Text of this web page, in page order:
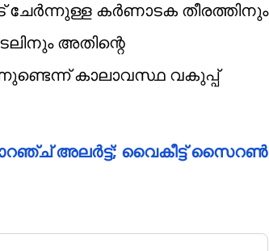
ചേർന്നുള്ള കർണാടക തീരത്തിനും
അതിന്റെ
കാലാവസ്ഥ വകുപ്പ്
ഓറഞ്ച് അലർട്ട്; വൈകീട്ട് സൈറൺ